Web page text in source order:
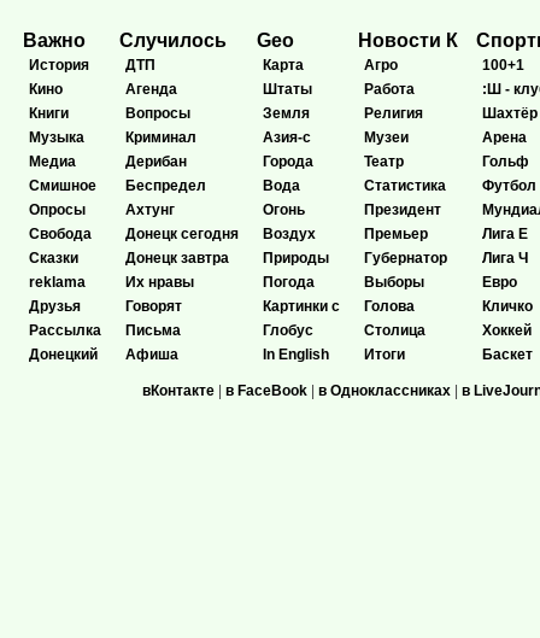
Важно
История
Кино
Книги
Музыка
Медиа
Смишное
Опросы
Свобода
Сказки
reklama
Друзья
Рассылка
Донецкий
Случилось
ДТП
Агенда
Вопросы
Криминал
Дерибан
Беспредел
Ахтунг
Донецк сегодня
Донецк завтра
Их нравы
Говорят
Письма
Афиша
Geo
Карта
Штаты
Земля
Азия-с
Города
Вода
Огонь
Воздух
Природы
Погода
Картинки с
Глобус
In English
Новости К
Агро
Работа
Религия
Музеи
Театр
Статистика
Президент
Премьер
Губернатор
Выборы
Голова
Столица
Итоги
100+1
:Ш -
Шахтёр
Арена
Гольф
Футбол
Лига Е
Лига Ч
Евро
Кличко
Хоккей
Баскет
вКонтакте | в FaceBook | в Одноклассниках | в